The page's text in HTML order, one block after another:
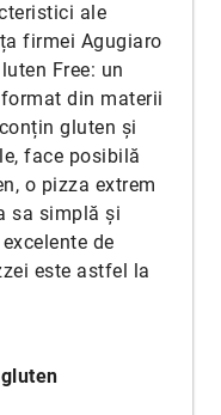
ale
firmei Agugiaro
Free: un
din materii
gluten și
face posibilă
o pizza extrem
sa simplă și
de
este astfel la